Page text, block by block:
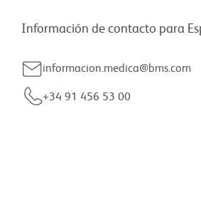
Información de contacto para
informacion.medica@bms.com
+34 91 456 53 00